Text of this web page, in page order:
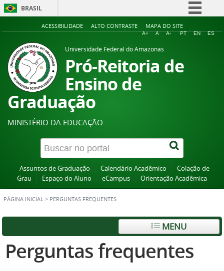
BRASIL
Simplifique!
Acesso à informação
ACESSIBILIDADE ALTO CONTRASTE MAPA DO SITE
A+ A A- PT EN ES
Universidade Federal do Amazonas
Pró-Reitoria de
Ensino de
Graduação
MINISTÉRIO DA EDUCAÇÃO
Assuntos de Graduação Calendário Acadêmico
Colação de
Grau
Espaço do Aluno eCampus Orientação Acadêmica
PÁGINA INICIAL > PERGUNTAS FREQUENTES
MENU
Perguntas frequentes